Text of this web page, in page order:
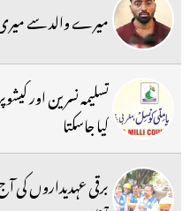
میرے والد سے
تسلیمہ نسرین اور
کیا جاسکتا
برقی عہدیداروں کی